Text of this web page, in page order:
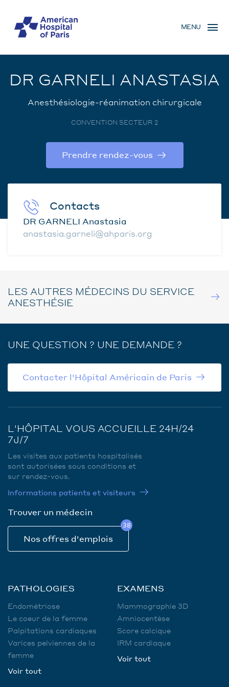
contenu
MENU
MOBILE
MENU
DR GARNELI ANASTASIA
Anesthésiologie-réanimation chirurgicale
CONVENTION SECTEUR 2
Prendre rendez-vous
Contacts
DR GARNELI Anastasia
anastasia.garneli@ahparis.org
LES AUTRES MÉDECINS DU SERVICE
ANESTHÉSIE
UNE QUESTION ? UNE DEMANDE ?
Contacter l'Hôpital Américain de Paris
L'HÔPITAL VOUS ACCUEILLE 24H/24
7J/7
Les visites aux patients hospitalisés
sont autorisées sous conditions et
sur rendez-vous.
Informations patients et visiteurs
Trouver un médecin
Nos offres d'emplois
38
PATHOLOGIES
Endométriose
Le coeur de la femme
Palpitations cardiaques
Varices pelviennes de la
femme
Voir tout
EXAMENS
Mammographie 3D
Amniocentèse
Score calcique
IRM cardiaque
Voir tout